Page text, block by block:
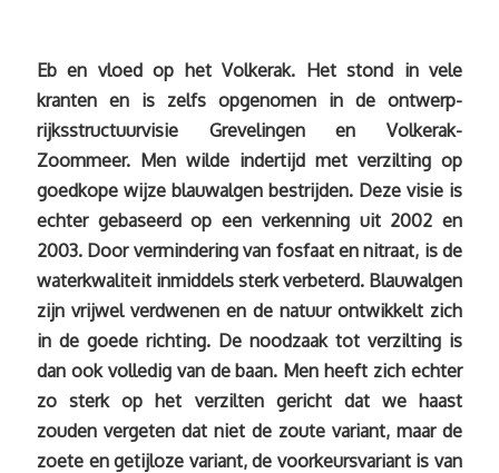
Eb en vloed op het Volkerak. Het stond in vele
kranten en is zelfs opgenomen in de ontwerp-
rijksstructuurvisie Grevelingen en Volkerak-
Zoommeer. Men wilde indertijd met verzilting op
goedkope wijze blauwalgen bestrijden. Deze visie is
echter gebaseerd op een verkenning uit 2002 en
2003. Door vermindering van fosfaat en nitraat, is de
waterkwaliteit inmiddels sterk verbeterd. Blauwalgen
zijn vrijwel verdwenen en de natuur ontwikkelt zich
in de goede richting. De noodzaak tot verzilting is
dan ook volledig van de baan. Men heeft zich echter
zo sterk op het verzilten gericht dat we haast
zouden vergeten dat niet de zoute variant, maar de
zoete en getijloze variant, de voorkeursvariant is van